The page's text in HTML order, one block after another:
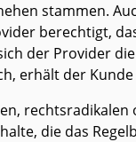
stammen.
berechtigt,
der Provider
erhält der
die das